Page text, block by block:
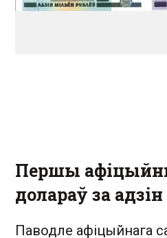
Першы
долараў за
Паводле афіцыйнага